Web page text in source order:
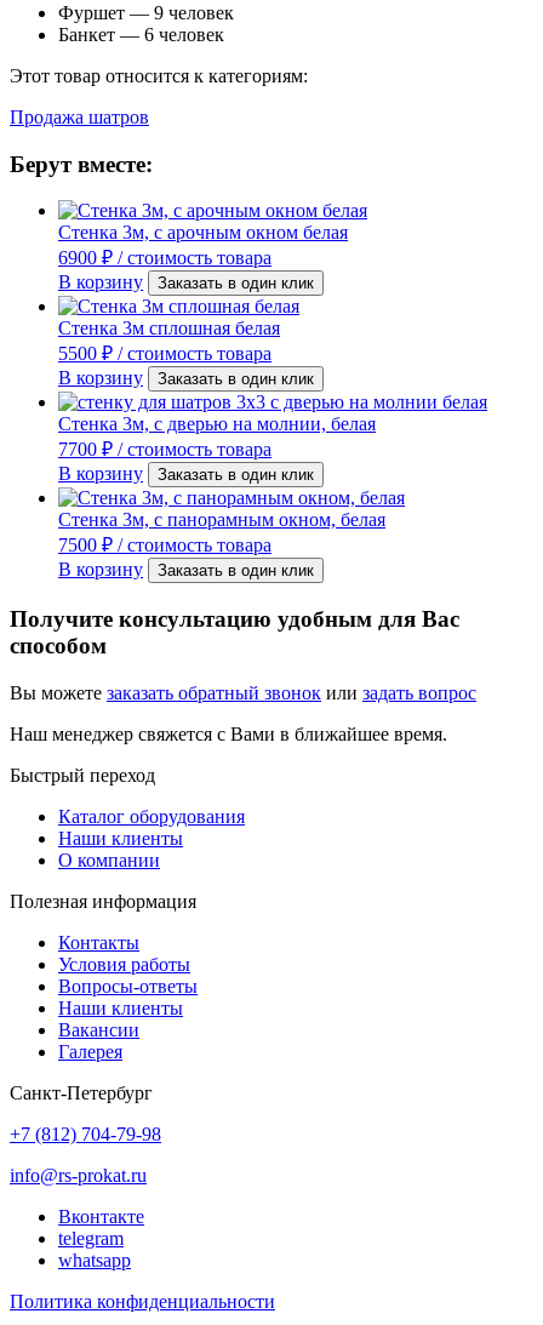
Фуршет — 9 человек
Банкет — 6 человек
Этот товар относится к категориям:
Продажа шатров
Берут вместе:
Стенка 3м, с арочным окном белая
6900 ₽ / стоимость товара
В корзину
Заказать в один клик
Стенка 3м сплошная белая
5500 ₽ / стоимость товара
В корзину
Заказать в один клик
Стенка 3м, с дверью на молнии, белая
7700 ₽ / стоимость товара
В корзину
Заказать в один клик
Стенка 3м, с панорамным окном, белая
7500 ₽ / стоимость товара
В корзину
Заказать в один клик
Получите консультацию удобным для Вас
способом
Вы можете заказать обратный звонок или задать вопрос
Наш менеджер свяжется с Вами в ближайшее время.
Быстрый переход
Каталог оборудования
Наши клиенты
О компании
Полезная информация
Контакты
Условия работы
Вопросы-ответы
Наши клиенты
Вакансии
Галерея
Санкт-Петербург
+7 (812) 704-79-98
info@rs-prokat.ru
Вконтакте
telegram
whatsapp
Политика конфиденциальности